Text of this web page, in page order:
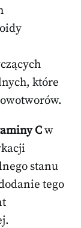
które
Cw
stanu
tego